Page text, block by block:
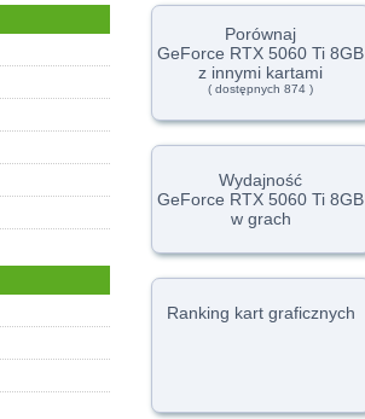
Porównaj
GeForce RTX 5060 Ti 8GB
z innymi kartami
( dostępnych 874 )
Wydajność
GeForce RTX 5060 Ti 8GB
w grach
Ranking kart graficznych